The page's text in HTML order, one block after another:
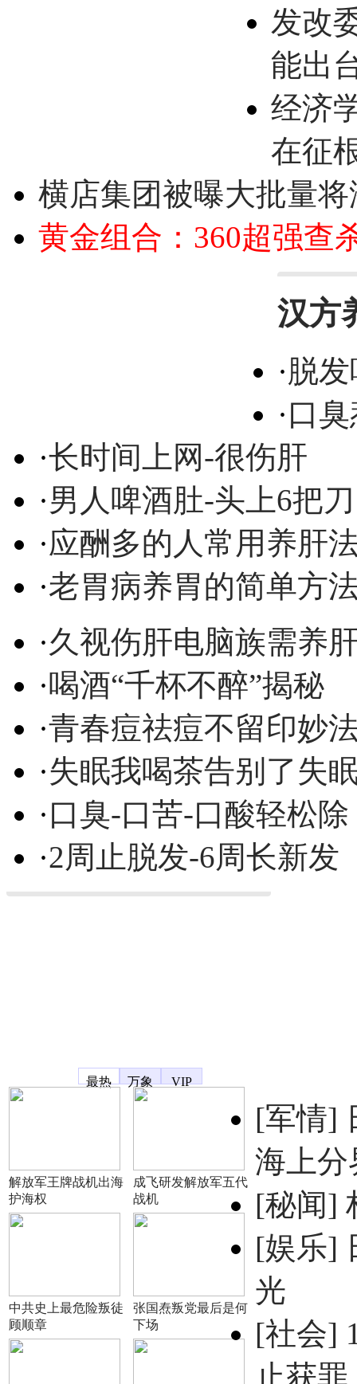
发改
能出
经济
在征
横店集团被曝大批量
黄金组合：360超强查
汉方
·脱
·口
·长时间上网-很伤肝
·男人啤酒肚-头上6把刀
·应酬多的人常用养肝
·老胃病养胃的简单方
·久视伤肝电脑族需养
·喝酒“千杯不醉”揭秘
·青春痘祛痘不留印妙
·失眠我喝茶告别了失
·口臭-口苦-口酸轻松除
·2周止脱发-6周长新发
最热
万象 VIP
解放军王牌战机出海
护海权
成飞研发解放军五代
战机
中共史上最危险叛徒
顾顺章
张国焘叛党最后是何
下场
[军情]
海上分
[秘闻]
[娱乐]
光
[社会]
止获罪